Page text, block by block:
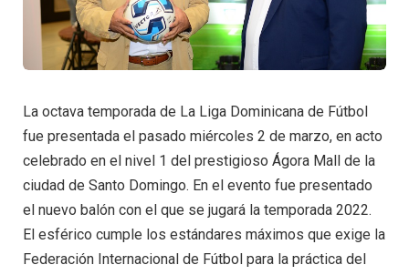
La octava temporada de La Liga Dominicana de Fútbol
fue presentada el pasado miércoles 2 de marzo, en acto
celebrado en el nivel 1 del prestigioso Ágora Mall de la
ciudad de Santo Domingo. En el evento fue presentado
el nuevo balón con el que se jugará la temporada 2022.
El esférico cumple los estándares máximos que exige la
Federación Internacional de Fútbol para la práctica del